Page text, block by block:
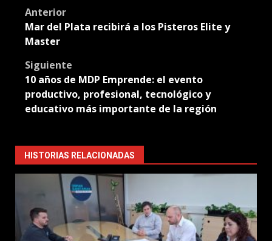
Post
navigation
Anterior
Mar del Plata recibirá a los Pisteros Elite y
Master
Siguiente
10 años de MDP Emprende: el evento
productivo, profesional, tecnológico y
educativo más importante de la región
HISTORIAS RELACIONADAS